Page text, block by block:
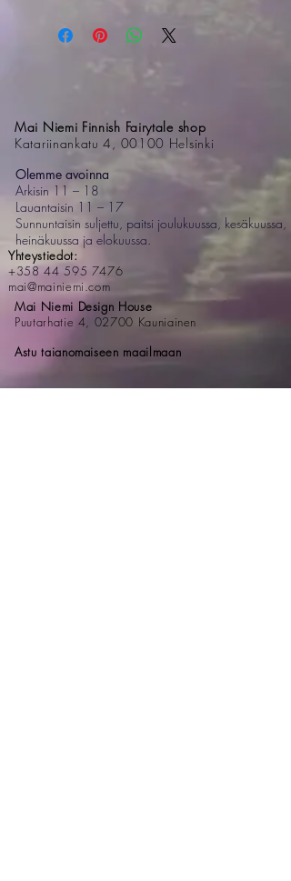
Mai Niemi Finnish Fairytale shop
Katariinankatu 4, 00100 Helsinki
Olemme avoinna
Arkisin 11 – 18
Lauantaisin 11 – 17
Sunnuntaisin suljettu, paitsi joulukuussa, kesäkuussa,
heinäkuussa ja elokuussa.
Yhteystiedot:
+358 44 595 7476
mai@mainiemi.com
Mai Niemi Design House
Puutarhatie 4, 02700 Kauniainen
Astu taianomaiseen maailmaan